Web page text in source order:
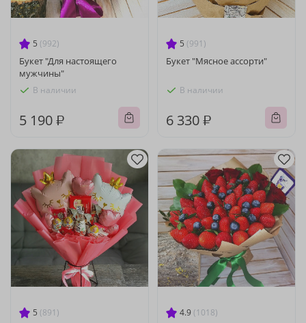
5 (992)
Букет "Для настоящего
мужчины"
В наличии
5 190 ₽
5 (991)
Букет "Мясное ассорти"
В наличии
6 330 ₽
5 (891) 4.9 (1018)